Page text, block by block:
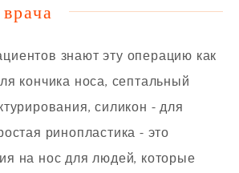
знают эту операцию как
кончика носа, септальный
силикон - для
ринопластика - это
на нос для людей, которые